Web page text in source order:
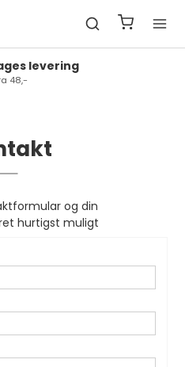
levering
48,-
og din
hurtigst muligt